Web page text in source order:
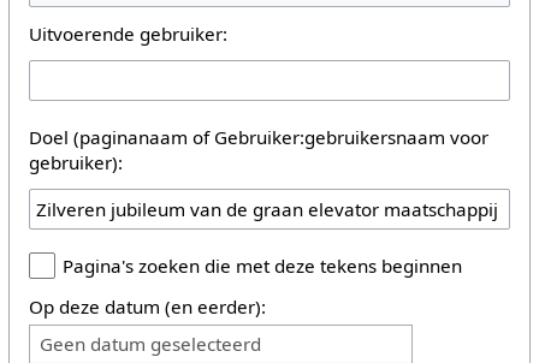
Uitvoerende gebruiker:
Doel (paginanaam of Gebruiker:gebruikersnaam voor
gebruiker):
Pagina's zoeken die met deze tekens beginnen
Op deze datum (en eerder):
Geen datum geselecteerd